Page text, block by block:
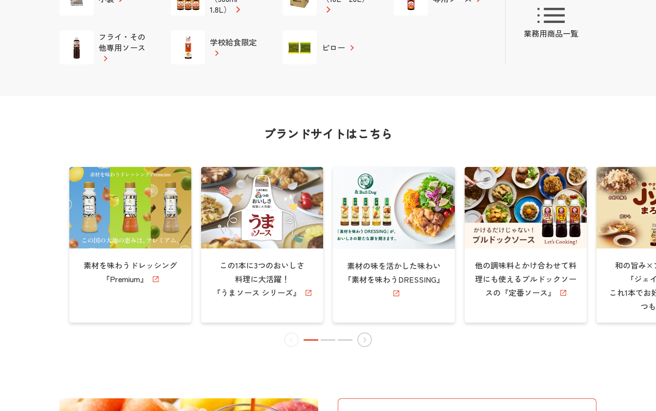
1.8L）
フライ・その
他専用ソース
学校給食限定 ピロー
業務用商品一覧
ブランドサイトはこちら
素材を味わうドレッシング
『Premium』
この1本に3つのおいしさ
料理に大活躍！
『うまソース シリーズ』
素材の味を活かした味わい
『素材を味わうDRESSING』
他の調味料とかけ合わせて料
理にも使えるブルドックソー
スの『定番ソース』
和の旨み×
『ジェ
これ1本でお
つ